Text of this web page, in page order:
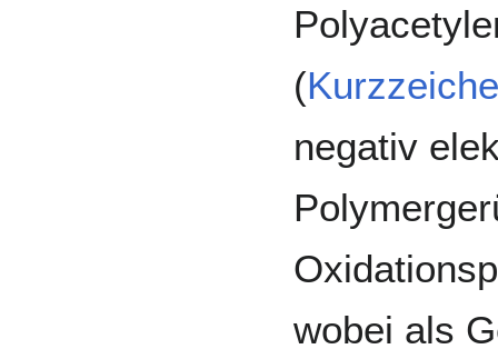
(
negativ
wobei als